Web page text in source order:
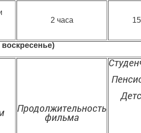
2 часа
Продолжительность
фильма